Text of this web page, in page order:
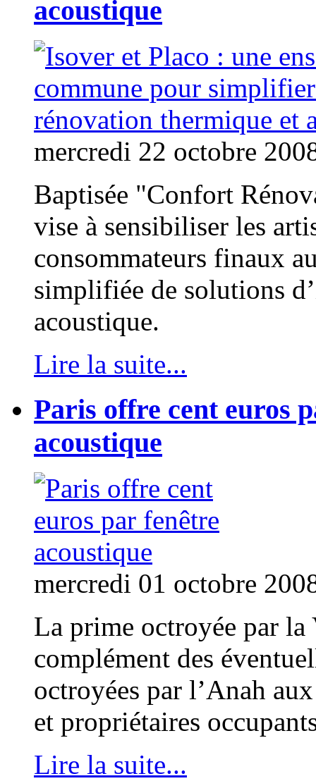
acoustique
mercredi 22 octobre
Baptisée "Confort
vise à sensibiliser les
consommateurs finaux
simplifiée de solutions
acoustique.
Lire la suite...
Paris offre cent euros
acoustique
mercredi 01 octobre
La prime octroyée par
complément des
octroyées par l’Anah
et propriétaires
Lire la suite...